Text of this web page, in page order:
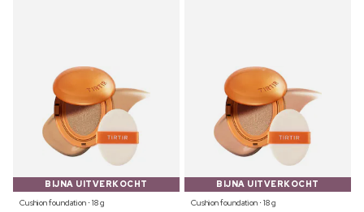
BIJNA UITVERKOCHT
Cushion foundation ⋅ 18 g
BIJNA UITVERKOCHT
Cushion foundation ⋅ 18 g